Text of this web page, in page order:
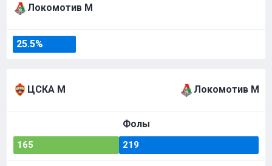
Локомотив М
25.5%
ЦСКА М Локомотив М
Фолы
165 219